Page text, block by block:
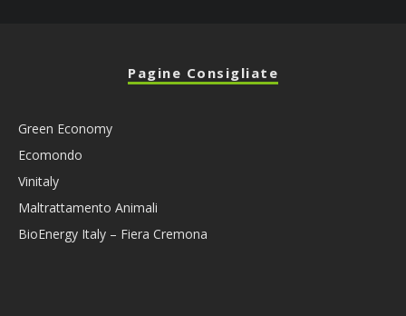
Pagine Consigliate
Green Economy
Ecomondo
Vinitaly
Maltrattamento Animali
BioEnergy Italy – Fiera Cremona